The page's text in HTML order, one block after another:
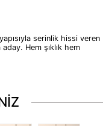
serinlik hissi veren
Hem şıklık hem